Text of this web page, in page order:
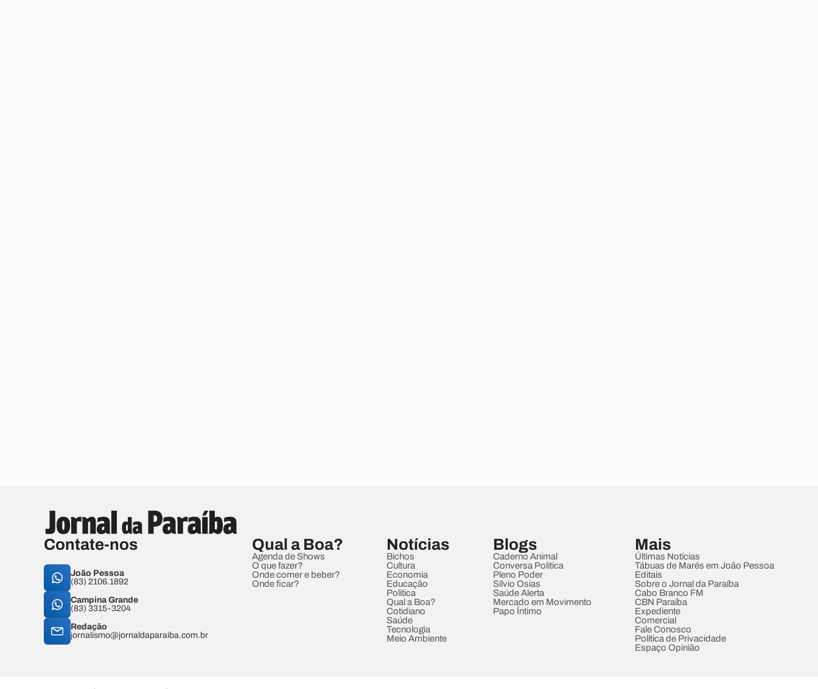
Contate-nos
João Pessoa
(83) 2106.1892
Campina Grande
(83) 3315-3204
Redação
jornalismo@jornaldaparaiba.com.br
Qual a Boa?
Agenda de Shows
O que fazer?
Onde comer e beber?
Onde ficar?
Notícias
Bichos
Cultura
Economia
Educação
Política
Qual a Boa?
Cotidiano
Saúde
Tecnologia
Meio Ambiente
Blogs
Caderno Animal
Conversa Política
Pleno Poder
Sílvio Osias
Saúde Alerta
Mercado em Movimento
Papo Íntimo
Mais
Últimas Notícias
Tábuas de Marés em João Pessoa
Editais
Sobre o Jornal da Paraíba
Cabo Branco FM
CBN Paraíba
Expediente
Comercial
Fale Conosco
Política de Privacidade
Espaço Opinião